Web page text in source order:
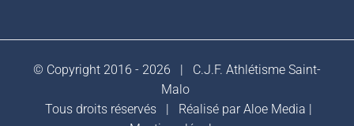
© Copyright 2016 - 2026 | C.J.F. Athlétisme Saint-
Malo
Tous droits réservés | Réalisé parAloe Media |